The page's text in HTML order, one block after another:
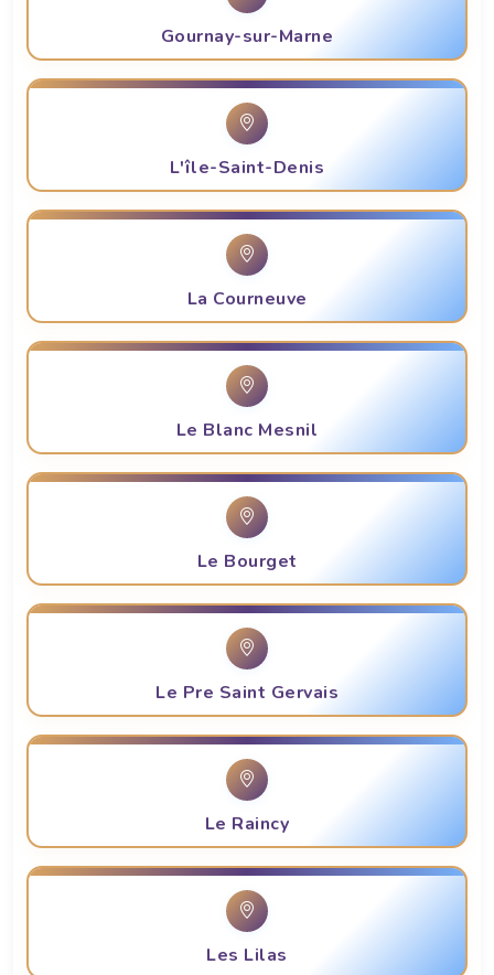
Gournay-sur-Marne
L'île-Saint-Denis
La Courneuve
Le Blanc Mesnil
Le Bourget
Le Pre Saint Gervais
Le Raincy
Les Lilas